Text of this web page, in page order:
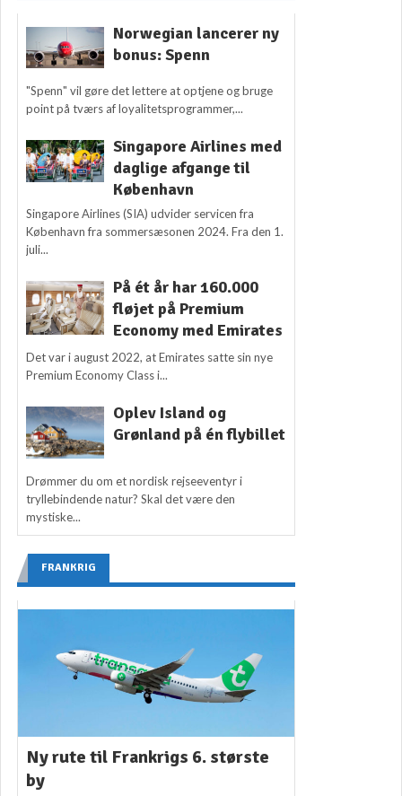
Norwegian lancerer ny
bonus: Spenn
"Spenn" vil gøre det lettere at optjene og bruge
point på tværs af loyalitetsprogrammer,...
Singapore Airlines med
daglige afgange til
København
Singapore Airlines (SIA) udvider servicen fra
København fra sommersæsonen 2024. Fra den 1.
juli...
På ét år har 160.000
fløjet på Premium
Economy med Emirates
Det var i august 2022, at Emirates satte sin nye
Premium Economy Class i...
Oplev Island og
Grønland på én flybillet
Drømmer du om et nordisk rejseeventyr i
tryllebindende natur? Skal det være den
mystiske...
FRANKRIG
Ny rute til Frankrigs 6. største
by